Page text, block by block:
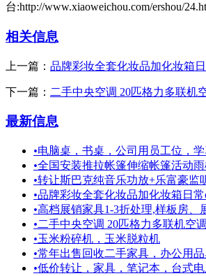
台:http://www.xiaoweichou.com/ershou/
相关信息
上一篇： 品牌彩妆全套化妆品加化妆箱
下一篇： 二手中央空调 20匹格力多联机
最新信息
•电脑桌，书桌，公司用员工位，
•全国安装推拉帐篷伸缩帐篷活动雨
•转让斯巴克纯音乐功放+乐富豪监
•品牌彩妆全套化妆品加化妆箱日常
•高档展销家具1-3折处理,样板房、
•二手中央空调 20匹格力多联机空调
•玉米粉碎机，玉米脱粒机
•常年出售回收二手家具，办公用
•低价转让，家具，笔记本，台式